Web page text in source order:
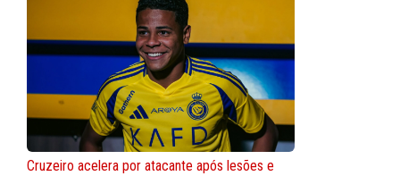
Cruzeiro acelera por atacante após lesões e